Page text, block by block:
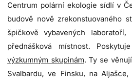
Centrum polární ekologie sídlí v
budově nově zrekonstuovaného
špičkově vybavených
přednášková místnost.
výzkumným skupinám. Ty se
Svalbardu, ve Finsku, na